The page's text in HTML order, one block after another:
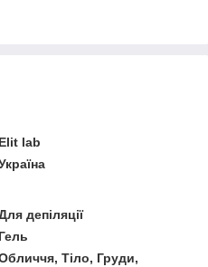
Elit lab
депіляції
Гель
Тіло, Груди,